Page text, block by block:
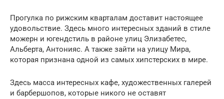
Прогулка по рижским кварталам доставит настоящее
удовольствие. Здесь много интересных зданий в стиле
можерн и югендстиль в районе улиц Элизабетес,
Альберта, Антонияс. А также зайти на улицу Мира,
которая признана одной из самых хипстерских в мире.
Здесь масса интересных кафе, художественных галерей
и барбершопов, которые никого не оставят